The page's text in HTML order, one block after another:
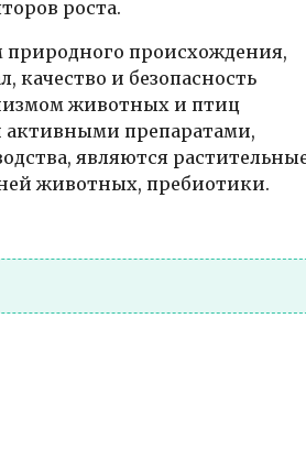
роста.
природного происхождения,
и безопасность
животных и птиц
активными препаратами,
являются
животных, пребиотики.